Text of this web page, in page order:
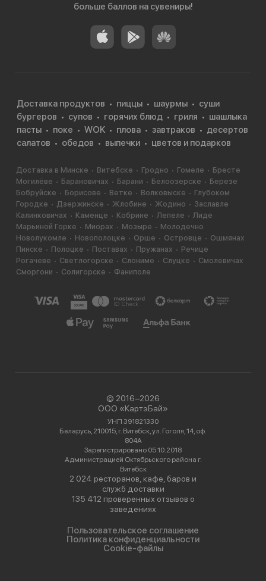
больше баллов на сувениры!
Доставка продуктов пиццы шаурмы
суши
бургеров
супов горячих блюд гриля
шашлыка
пасты
поке WOK плова завтраков
десертов
салатов
обедов выпечки цветов и подарков
Доставка в Минске Витебске Гродно Гомеле
Бресте
Могилёве
Барановичах Барани Белоозерске
Березе
Бобруйске
Борисове Ветке Волковыске
Глубоком
Городке
Дзержинске Жлобине Жодино
Заславле
Калинковичах
Каменце Кобрине Лепеле
Лиде
Марьиной Горке
Миорах Мозыре
Молодечно
Новолукомле
Новополоцке Орше Островце
Ошмянах
Пинске
Полоцке Поставах Пружанах
Речице
Рогачеве
Светлогорске Слониме Слуцке
Смолевичах
Сморгони
Солигорске Фаниполе
© 2016−2026
ООО «КартэБай»
УНП 391821330
Беларусь, 210015, г. Витебск, ул. Гоголя, 14, оф.
804А
Зарегистрировано 05.10.2018
Администрацией Октябрьского района г.
Витебск
2 024 ресторанов, кафе, баров и
служб доставки
135 412 проверенных отзывов о
заведениях
Пользовательское соглашение
Политика конфиденциальности
Cookie-файлы